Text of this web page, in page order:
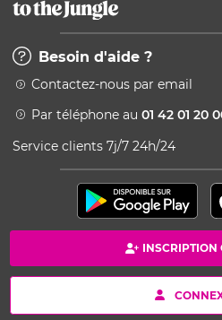
INSCRIPTION
Besoin d'aide ?
Contactez-nous par email
Par téléphone au 01 42 01 20
Service clients 7j/7 24h/24
Paiement 100%
Copyright © 2026 Kang -